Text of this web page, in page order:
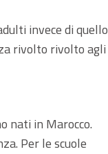
invece di quello
rivolto rivolto agli
nati in Marocco.
Per le scuole